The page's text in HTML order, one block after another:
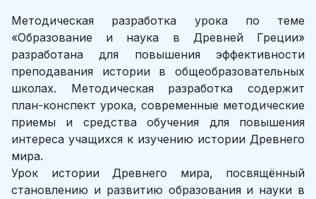
Методическая разработка урока по теме
«Образование и наука в Древней Греции»
разработана для повышения эффективности
преподавания истории в общеобразовательных
школах. Методическая разработка содержит
план-конспект урока, современные методические
приемы и средства обучения для повышения
интереса учащихся к изучению истории Древнего
мира.
Урок истории Древнего мира, посвящённый
становлению и развитию образования и науки в